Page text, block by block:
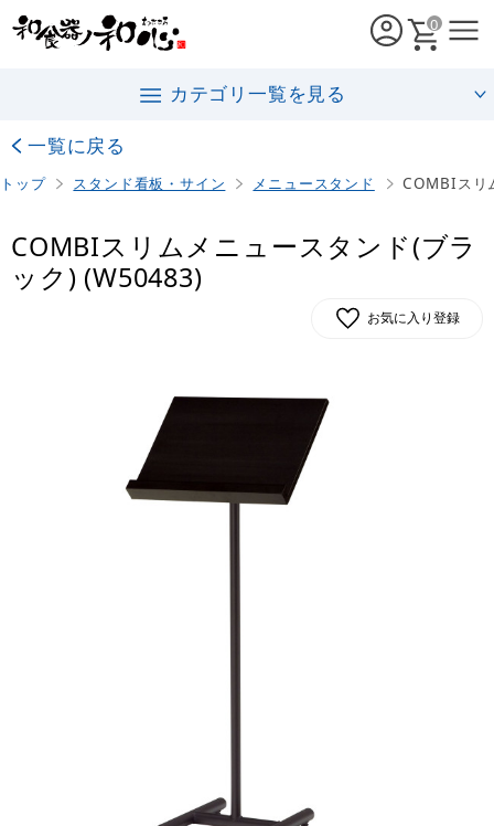
0
カテゴリ一覧を見る
一覧に戻る
トップ スタンド看板・サイン メニュースタンド COMBIスリ
COMBIスリムメニュースタンド(ブラ
ック) (W50483)
お気に入り登録